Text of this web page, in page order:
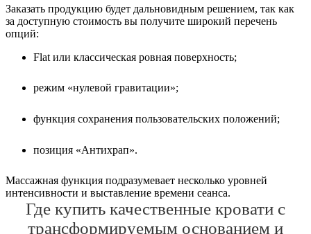
Заказать продукцию будет дальновидным решением, так как
за доступную стоимость вы получите широкий перечень
опций:
Flat или классическая ровная поверхность;
режим «нулевой гравитации»;
функция сохранения пользовательских положений;
позиция «Антихрап».
Массажная функция подразумевает несколько уровней
интенсивности и выставление времени сеанса.
Где купить качественные кровати с
трансформируемым основанием и